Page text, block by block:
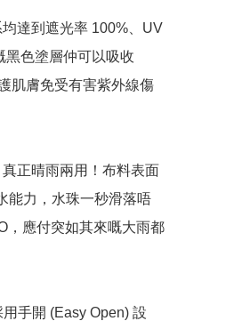
達到遮光率 100%、UV
黑色塗層仲可以吸收
肌膚免受有害紫外線傷
正晴雨兩用！布料表面
能力，水珠一秒滑落唔
，應付突如其來嘅大雨都
手開 (Easy Open) 設